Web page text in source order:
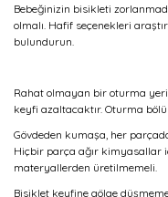
Bebeğinizin bisikleti
olmalı. Hafif seçenekleri
bulundurun.
Rahat olmayan bir oturma
keyfi azaltacaktır. Oturma
Gövdeden kumaşa, her
Hiçbir parça ağır kimyasallar
materyallerden üretilmemeli.
Bisiklet keyfine gölge